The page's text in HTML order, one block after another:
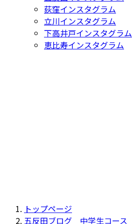
荻窪インスタグラム
立川インスタグラム
下高井戸インスタグラム
恵比寿インスタグラム
トップページ
五反田ブログ 中学生コース